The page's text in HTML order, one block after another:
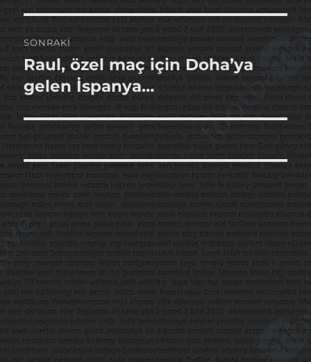
SONRAKI
Sonraki
yazı:
Raul, özel maç için Doha’ya
gelen İspanya…